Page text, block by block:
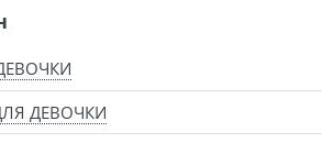
ДЕВОЧКИ